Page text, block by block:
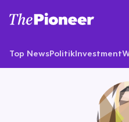
Top NewsPolitikInvestment